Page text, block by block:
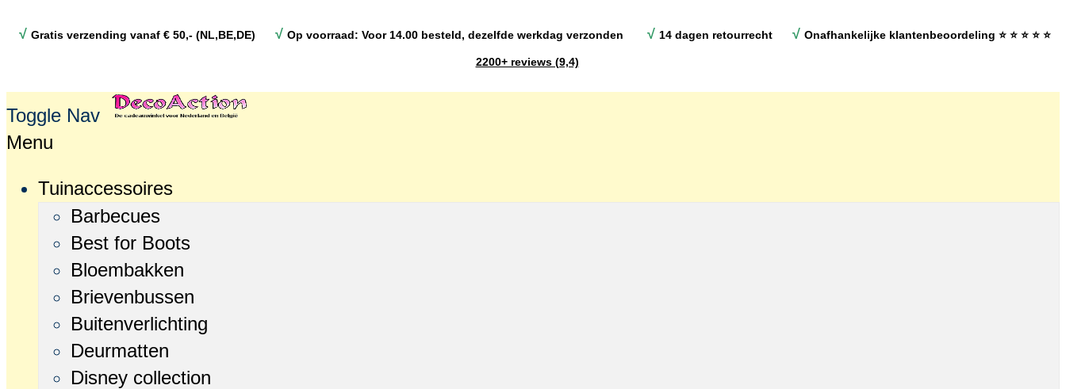
√ Gratis verzending vanaf € 50,- (NL,BE,DE) √ Op voorraad: Voor 14.00 besteld, dezelfde werkdag verzonden √ 14 dagen retourrecht √ Onafhankelijke klantenbeoordeling ⭐ ⭐ ⭐ ⭐ ⭐
2200+ reviews (9,4)
Toggle Nav
Menu
Tuinaccessoires
Barbecues
Best for Boots
Bloembakken
Brievenbussen
Buitenverlichting
Deurmatten
Disney collection